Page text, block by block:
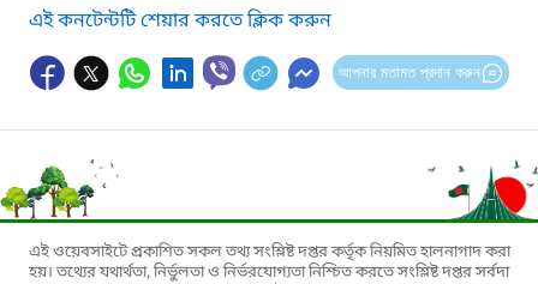
এই কনটেন্টটি শেয়ার করতে ক্লিক করুন
আপনার মতামত প্রদান করুন
এই ওয়েবসাইটে প্রকাশিত সকল তথ্য সংশ্লিষ্ট দপ্তর কর্তৃক নিয়মিত হালনাগাদ করা
হয়। তথ্যের যথার্থতা, নির্ভুলতা ও নির্ভরযোগ্যতা নিশ্চিত করতে সংশ্লিষ্ট দপ্তর সর্বদা